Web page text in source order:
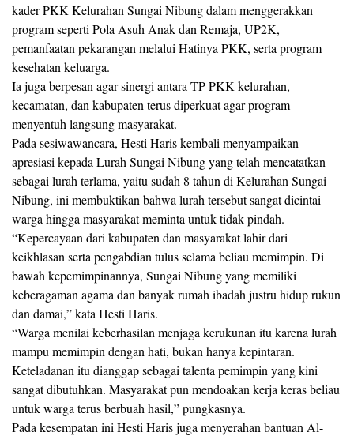
kader PKK Kelurahan Sungai Nibung dalam menggerakkan
program seperti Pola Asuh Anak dan Remaja, UP2K,
pemanfaatan pekarangan melalui Hatinya PKK, serta program
kesehatan keluarga.
Ia juga berpesan agar sinergi antara TP PKK kelurahan,
kecamatan, dan kabupaten terus diperkuat agar program
menyentuh langsung masyarakat.
Pada sesiwawancara, Hesti Haris kembali menyampaikan
apresiasi kepada Lurah Sungai Nibung yang telah mencatatkan
sebagai lurah terlama, yaitu sudah 8 tahun di Kelurahan Sungai
Nibung, ini membuktikan bahwa lurah tersebut sangat dicintai
warga hingga masyarakat meminta untuk tidak pindah.
“Kepercayaan dari kabupaten dan masyarakat lahir dari
keikhlasan serta pengabdian tulus selama beliau memimpin. Di
bawah kepemimpinannya, Sungai Nibung yang memiliki
keberagaman agama dan banyak rumah ibadah justru hidup rukun
dan damai,” kata Hesti Haris.
“Warga menilai keberhasilan menjaga kerukunan itu karena lurah
mampu memimpin dengan hati, bukan hanya kepintaran.
Keteladanan itu dianggap sebagai talenta pemimpin yang kini
sangat dibutuhkan. Masyarakat pun mendoakan kerja keras beliau
untuk warga terus berbuah hasil,” pungkasnya.
Pada kesempatan ini Hesti Haris juga menyerahan bantuan Al-